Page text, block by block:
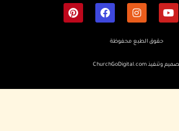
حقوق الطبع محفوظة
وتنفيذChurchGoDigital.com